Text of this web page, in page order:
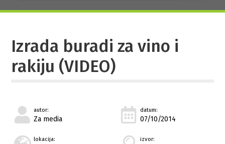
Izrada buradi za vino i
rakiju (VIDEO)
autor:
Za media
datum:
07/10/2014
lokacija: izvor: